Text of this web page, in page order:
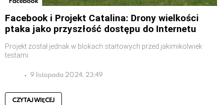
Facebook i Projekt Catalina: Drony wielkości
ptaka jako przyszłość dostępu do Internetu
Projekt został jednak w blokach startowych przed jakimikolwiek
testami
9 listopada 2024, 23:49
CZYTAJ WIĘCEJ